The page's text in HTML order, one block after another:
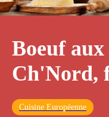
Boeuf
Ch'Nord,
Cuisine Européenne